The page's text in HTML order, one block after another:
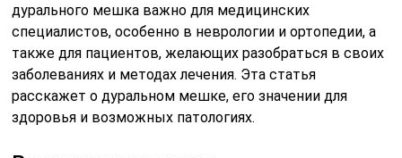
дурального мешка важно для медицинских
специалистов, особенно в неврологии и ортопедии, а
также для пациентов, желающих разобраться в своих
заболеваниях и методах лечения. Эта статья
расскажет о дуральном мешке, его значении для
здоровья и возможных патологиях.